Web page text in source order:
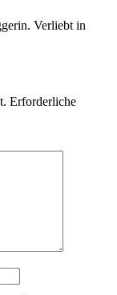
Verliebt in
Erforderliche